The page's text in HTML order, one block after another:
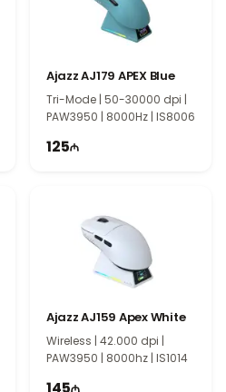
Ajazz AJ179 APEX Blue
Tri-Mode | 50-30000 dpi |
PAW3950 | 8000Hz | IS8006
125
Ajazz AJ159 Apex White
Wireless | 42.000 dpi |
PAW3950 | 8000hz | IS1014